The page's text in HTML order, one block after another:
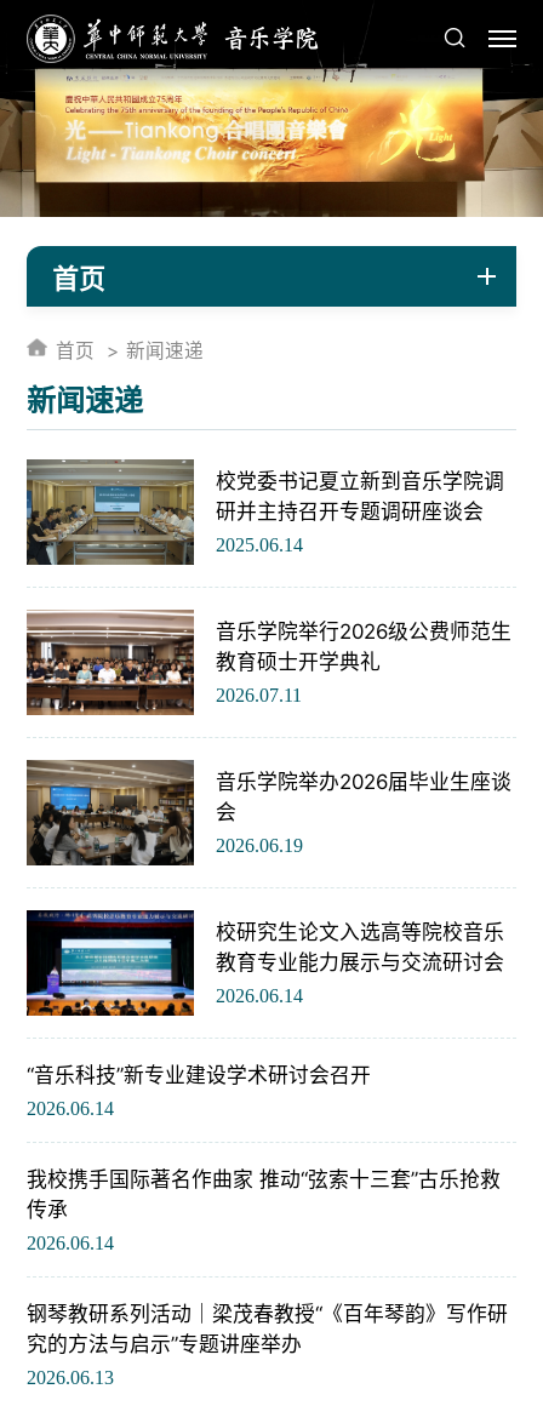
首页
新闻速递
首页 新闻速递
校党委书记夏立新到音乐学院调
研并主持召开专题调研座谈会
2025.06.14
音乐学院举行2026级公费师范生
教育硕士开学典礼
2026.07.11
音乐学院举办2026届毕业生座谈
会
2026.06.19
校研究生论文入选高等院校音乐
教育专业能力展示与交流研讨会
2026.06.14
“音乐科技”新专业建设学术研讨会召开
2026.06.14
我校携手国际著名作曲家 推动“弦索十三套”古乐抢救
传承
2026.06.14
钢琴教研系列活动｜梁茂春教授“《百年琴韵》写作研
究的方法与启示”专题讲座举办
2026.06.13